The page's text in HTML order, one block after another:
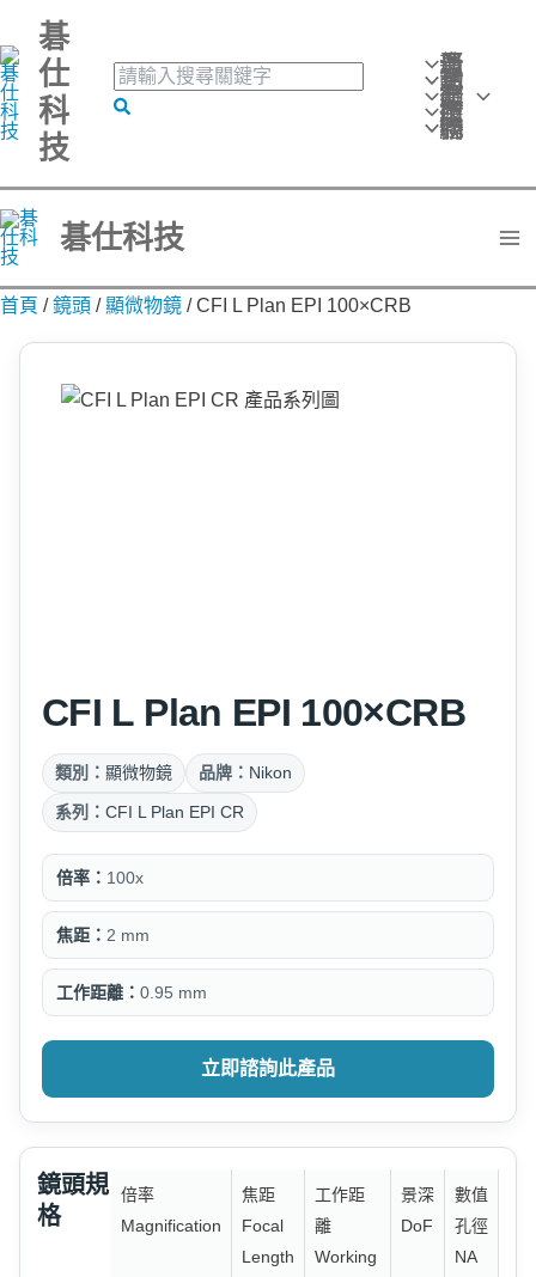
至
主
要
容
碁
仕
科
技
搜
尋
關
搜
最新消息
活動訊息
產品分類
技術應用
聯絡我們
碁仕科技
首頁 /鏡頭 /顯微物鏡 /CFI L Plan EPI 100×CRB
CFI L Plan EPI 100×CRB
類別： 顯微物鏡 品牌： Nikon
系列： CFI L Plan EPI CR
倍率： 100x
焦距： 2 mm
工作距離： 0.95 mm
立即諮詢此產品
鏡頭規
格
倍率
Magnification
焦距
Focal
Length
工作距
離
Working
景深
DoF
數值
孔徑
NA